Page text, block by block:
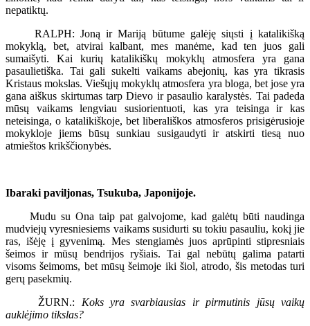
nepatiktų.
RALPH: Joną ir Mariją būtume galėję siųsti į katalikišką
mokyklą, bet, atvirai kalbant, mes manėme, kad ten juos gali
sumaišyti. Kai kurių katalikiškų mokyklų atmosfera yra gana
pasaulietiška. Tai gali sukelti vaikams abejonių, kas yra tikrasis
Kristaus mokslas. Viešųjų mokyklų atmosfera yra bloga, bet jose yra
gana aiškus skirtumas tarp Dievo ir pasaulio karalystės. Tai padeda
mūsų vaikams lengviau susiorientuoti, kas yra teisinga ir kas
neteisinga, o katalikiškoje, bet liberališkos atmosferos prisigėrusioje
mokykloje jiems būsų sunkiau susigaudyti ir atskirti tiesą nuo
atmieštos krikščionybės.
Ibaraki paviljonas, Tsukuba, Japonijoje.
Mudu su Ona taip pat galvojome, kad galėtų būti naudinga
mudviejų vyresniesiems vaikams susidurti su tokiu pasauliu, kokį jie
ras, išėję į gyvenimą. Mes stengiamės juos aprūpinti stipresniais
šeimos ir mūsų bendrijos ryšiais. Tai gal nebūtų galima patarti
visoms šeimoms, bet mūsų šeimoje iki šiol, atrodo, šis metodas turi
gerų pasekmių.
ŽURN.: Koks yra svarbiausias ir pirmutinis jūsų vaikų
auklėjimo tikslas?